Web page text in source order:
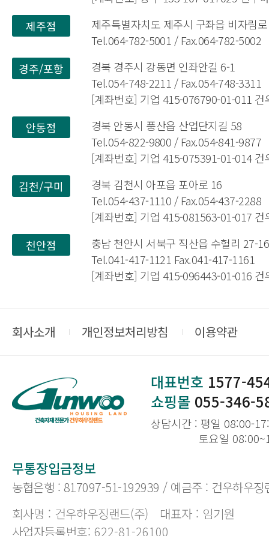
제주점
제주특별자치도 제주시 구좌읍 비자림
Tel.064-782-5001 / Fax.064-782-5002
경주/포항
경북 경주시 강동면 인좌안길 6-1
Tel.054-748-2211 / Fax.054-748-3311
[계좌번호] 기업 415-076790-01-011 건
안동점
경북 안동시 풍산읍 산업단지길 58
Tel.054-822-9800 / Fax.054-841-9877
[계좌번호] 기업 415-075391-01-014 건
김천/구미
경북 김천시 아포읍 포아로 16
Tel.054-437-1110 / Fax.054-437-2288
[계좌번호] 기업 415-081563-01-017 건
천안점
충남 천안시 서북구 직산읍 수헐리 27-16
Tel.041-417-1121 Fax.041-417-1161
[계좌번호] 기업 415-096443-01-016 건
회사소개 개인정보처리방침 이용약관
대표번호 1577-
쇼핑몰 055-346-
상담시간 : 평일 08:00-
토요일
무통장입금정보
농협은행 : 817097-51-192939 / 예금주 : 건우하우징
회사명 : 건우하우징랜드(주)
대표자 : 임기원
사업자등록번호: 622-81-26100